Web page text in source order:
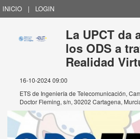
INICIO | LOGIN
La UPCT da
los ODS a
Realidad
16-10-2024 09:00
ETS de Ingeniería de Telecomunicación,
Doctor Fleming, s/n, 30202 Cartagena,